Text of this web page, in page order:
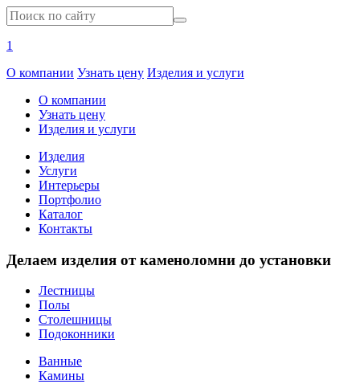
1
О компании Узнать цену Изделия и услуги
О компании
Узнать цену
Изделия и услуги
Изделия
Услуги
Интерьеры
Портфолио
Каталог
Контакты
Делаем изделия от каменоломни до установки
Лестницы
Полы
Столешницы
Подоконники
Ванные
Камины